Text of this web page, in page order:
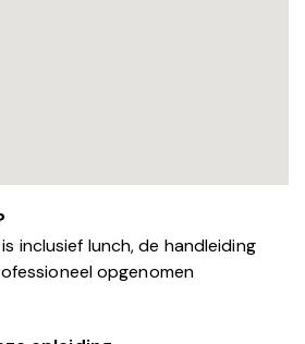
inclusief lunch, de handleiding
opgenomen